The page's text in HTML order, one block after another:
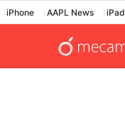
iPhone AAPL News iPad